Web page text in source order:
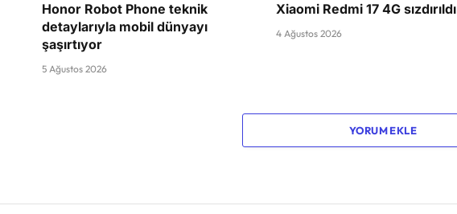
Honor Robot Phone teknik
detaylarıyla mobil dünyayı
şaşırtıyor
5 Ağustos 2026
Xiaomi Redmi 17 4G sızdırıldı
4 Ağustos 2026
YORUM EKLE